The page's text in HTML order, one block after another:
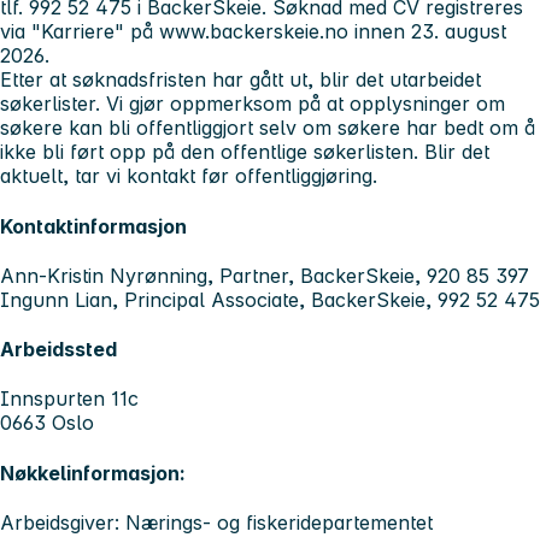
tlf. 992 52 475 i BackerSkeie. Søknad med CV registreres
via "Karriere" på www.backerskeie.no innen 23. august
2026.
Etter at søknadsfristen har gått ut, blir det utarbeidet
søkerlister. Vi gjør oppmerksom på at opplysninger om
søkere kan bli offentliggjort selv om søkere har bedt om å
ikke bli ført opp på den offentlige søkerlisten. Blir det
aktuelt, tar vi kontakt før offentliggjøring.
Kontaktinformasjon
Ann-Kristin Nyrønning, Partner, BackerSkeie, 920 85 397
Ingunn Lian, Principal Associate, BackerSkeie, 992 52 475
Arbeidssted
Innspurten 11c
0663 Oslo
Nøkkelinformasjon:
Arbeidsgiver: Nærings- og fiskeridepartementet